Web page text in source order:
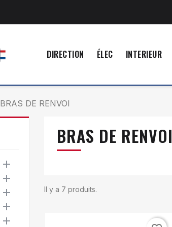
DIRECTION ÉLEC INTERIEUR
BRAS DE RENVOI





BRAS DE RENVOI
Il y a 7 produits.